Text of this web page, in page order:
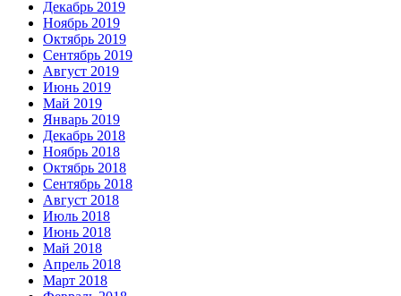
Декабрь 2019
Ноябрь 2019
Октябрь 2019
Сентябрь 2019
Август 2019
Июнь 2019
Май 2019
Январь 2019
Декабрь 2018
Ноябрь 2018
Октябрь 2018
Сентябрь 2018
Август 2018
Июль 2018
Июнь 2018
Май 2018
Апрель 2018
Март 2018